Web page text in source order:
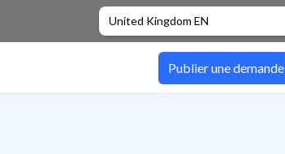
United Kingdom EN
Publier une demande